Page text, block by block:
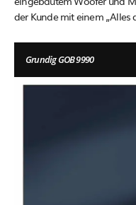
der Kunde mit einem „Alles
Grundig GOB 9990